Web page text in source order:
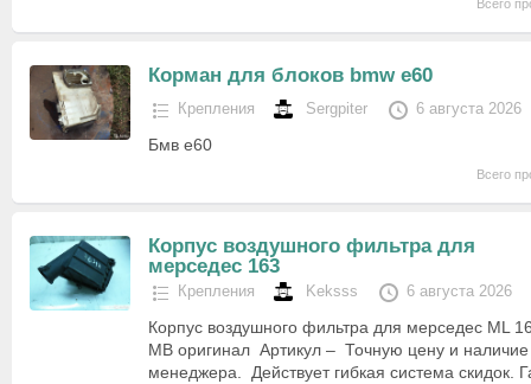
Всего
Корман для блоков bmw e60
Крепления Sergpiter 6 августа 2026
Бмв е60
Всего
Корпус воздушного фильтра для
мерседес 163
Крепления Keksss 6 августа 2026
Корпус воздушного фильтра для мерседес ML
MB оригинал Артикул – Точную цену и наличие
менеджера. Действует гибкая система скидок.